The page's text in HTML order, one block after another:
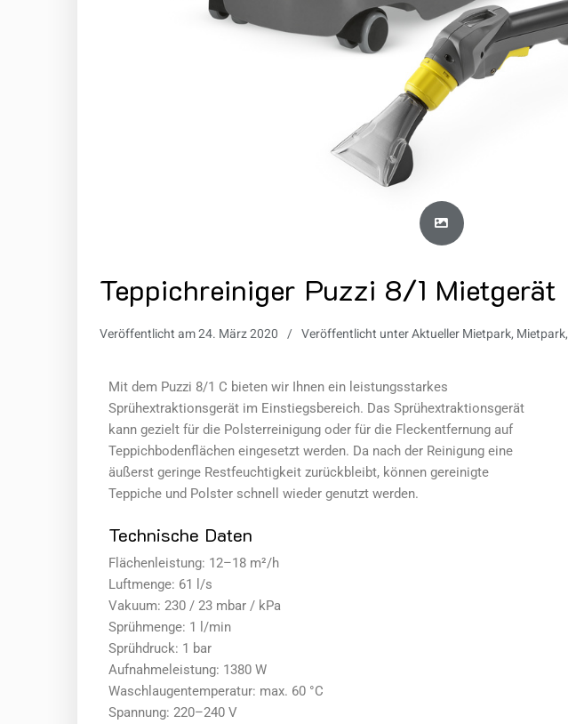
Teppichreiniger Puzzi 8/1 Mietgerät
Veröffentlicht am24. März 2020 Veröffentlicht unterAktueller Mietpark, Mietpark,
Mit dem Puzzi 8/1 C bieten wir Ihnen ein leistungsstarkes
Sprühextraktionsgerät im Einstiegsbereich. Das Sprühextraktionsgerät
kann gezielt für die Polsterreinigung oder für die Fleckentfernung auf
Teppichbodenflächen eingesetzt werden. Da nach der Reinigung eine
äußerst geringe Restfeuchtigkeit zurückbleibt, können gereinigte
Teppiche und Polster schnell wieder genutzt werden.
Technische Daten
Flächenleistung: 12–18 m²/h
Luftmenge: 61 l/s
Vakuum: 230 / 23 mbar / kPa
Sprühmenge: 1 l/min
Sprühdruck: 1 bar
Aufnahmeleistung: 1380 W
Waschlaugentemperatur: max. 60 °C
Spannung: 220–240 V